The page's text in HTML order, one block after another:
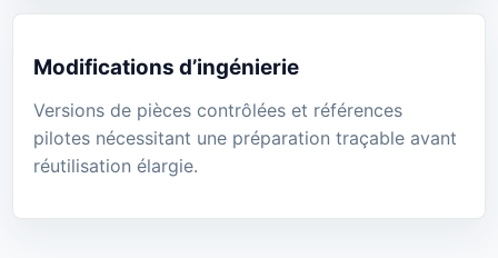
Modifications d’ingénierie
Versions de pièces contrôlées et références
pilotes nécessitant une préparation traçable avant
réutilisation élargie.